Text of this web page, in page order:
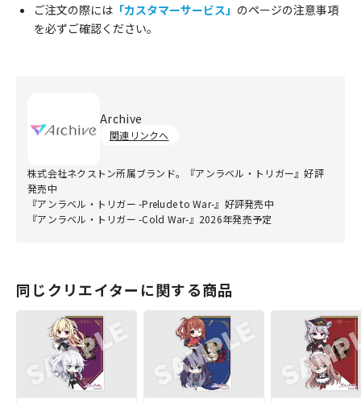
ご注文の際には 「カスタマーサービス」 のページの注意事項
を必ずご確認ください。
Archive
関連リンクへ
株式会社ネクストン所属ブランド。『アンラベル・トリガー』好評
発売中
『アンラベル・トリガー -Prelude to War-』好評発売中
『アンラベル・トリガー -Cold War-』2026年発売予定
同じクリエイターに関する商品